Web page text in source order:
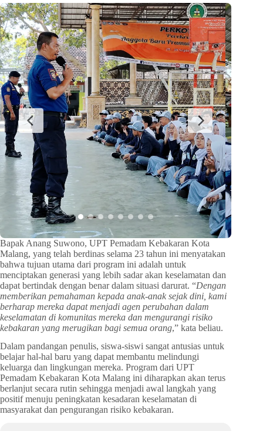
Bapak Anang Suwono, UPT Pemadam Kebakaran Kota
Malang, yang telah berdinas selama 23 tahun ini menyatakan
bahwa tujuan utama dari program ini adalah untuk
menciptakan generasi yang lebih sadar akan keselamatan dan
dapat bertindak dengan benar dalam situasi darurat. “Dengan
memberikan pemahaman kepada anak-anak sejak dini, kami
berharap mereka dapat menjadi agen perubahan dalam
keselamatan di komunitas mereka dan mengurangi risiko
kebakaran yang merugikan bagi semua orang,” kata beliau.
Dalam pandangan penulis, siswa-siswi sangat antusias untuk
belajar hal-hal baru yang dapat membantu melindungi
keluarga dan lingkungan mereka. Program dari UPT
Pemadam Kebakaran Kota Malang ini diharapkan akan terus
berlanjut secara rutin sehingga menjadi awal langkah yang
positif menuju peningkatan kesadaran keselamatan di
masyarakat dan pengurangan risiko kebakaran.